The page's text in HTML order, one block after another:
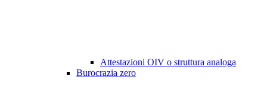
Attestazioni OIV o struttura analoga
Burocrazia zero